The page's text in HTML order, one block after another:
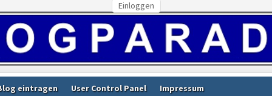
Einloggen
eintragen User Control Panel Impressum